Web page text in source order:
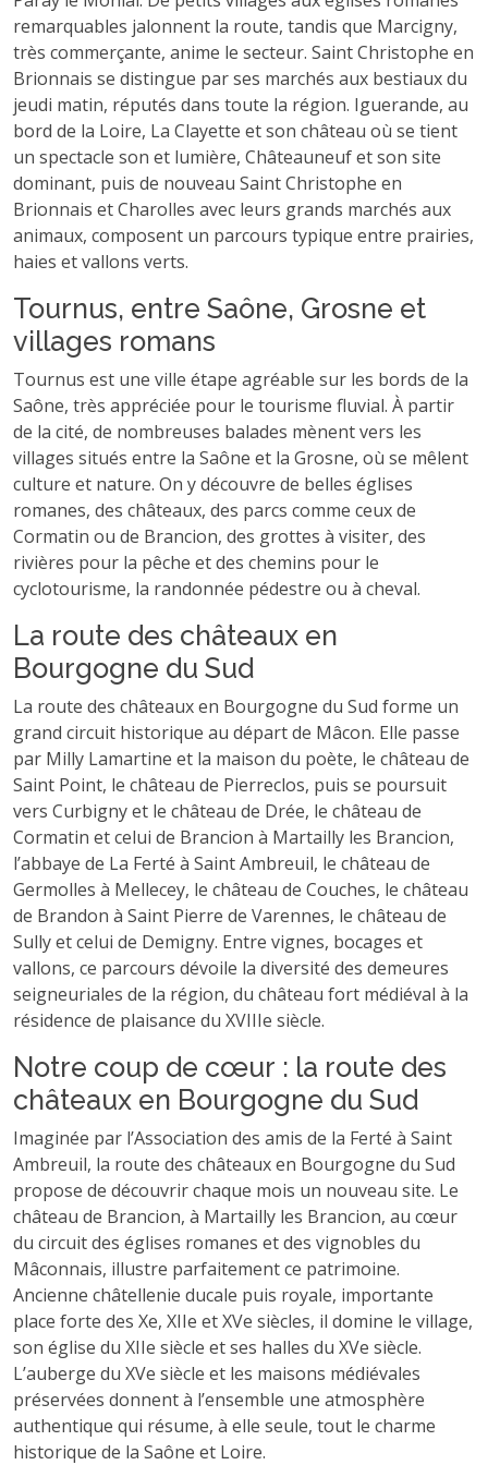
remarquables jalonnent la route, tandis que Marcigny,
très commerçante, anime le secteur. Saint Christophe en
Brionnais se distingue par ses marchés aux bestiaux du
jeudi matin, réputés dans toute la région. Iguerande, au
bord de la Loire, La Clayette et son château où se tient
un spectacle son et lumière, Châteauneuf et son site
dominant, puis de nouveau Saint Christophe en
Brionnais et Charolles avec leurs grands marchés aux
animaux, composent un parcours typique entre prairies,
haies et vallons verts.
Tournus, entre Saône, Grosne et
villages romans
Tournus est une ville étape agréable sur les bords de la
Saône, très appréciée pour le tourisme fluvial. À partir
de la cité, de nombreuses balades mènent vers les
villages situés entre la Saône et la Grosne, où se mêlent
culture et nature. On y découvre de belles églises
romanes, des châteaux, des parcs comme ceux de
Cormatin ou de Brancion, des grottes à visiter, des
rivières pour la pêche et des chemins pour le
cyclotourisme, la randonnée pédestre ou à cheval.
La route des châteaux en
Bourgogne du Sud
La route des châteaux en Bourgogne du Sud forme un
grand circuit historique au départ de Mâcon. Elle passe
par Milly Lamartine et la maison du poète, le château de
Saint Point, le château de Pierreclos, puis se poursuit
vers Curbigny et le château de Drée, le château de
Cormatin et celui de Brancion à Martailly les Brancion,
l’abbaye de La Ferté à Saint Ambreuil, le château de
Germolles à Mellecey, le château de Couches, le château
de Brandon à Saint Pierre de Varennes, le château de
Sully et celui de Demigny. Entre vignes, bocages et
vallons, ce parcours dévoile la diversité des demeures
seigneuriales de la région, du château fort médiéval à la
résidence de plaisance du XVIIIe siècle.
Notre coup de cœur : la route des
châteaux en Bourgogne du Sud
Imaginée par l’Association des amis de la Ferté à Saint
Ambreuil, la route des châteaux en Bourgogne du Sud
propose de découvrir chaque mois un nouveau site. Le
château de Brancion, à Martailly les Brancion, au cœur
du circuit des églises romanes et des vignobles du
Mâconnais, illustre parfaitement ce patrimoine.
Ancienne châtellenie ducale puis royale, importante
place forte des Xe, XIIe et XVe siècles, il domine le village,
son église du XIIe siècle et ses halles du XVe siècle.
L’auberge du XVe siècle et les maisons médiévales
préservées donnent à l’ensemble une atmosphère
authentique qui résume, à elle seule, tout le charme
historique de la Saône et Loire.